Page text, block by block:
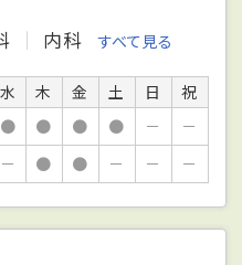
内科 すべて見る
水 木 金 土 日
祝
● ● ● ● －
－
－ ● ● － － －